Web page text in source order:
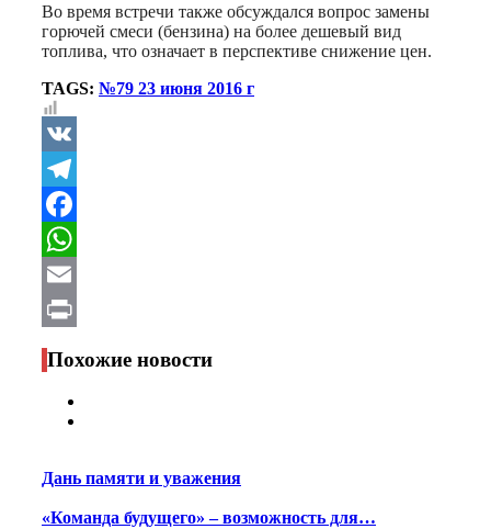
Во время встречи также обсуждался вопрос замены
горючей смеси (бензина) на более дешевый вид
топлива, что означает в перспективе снижение цен.
TAGS: №79 23 июня 2016 г
VK
Telegram
Facebook
WhatsApp
Email
Print
Похожие новости
Дань памяти и уважения
«Команда будущего» – возможность для…